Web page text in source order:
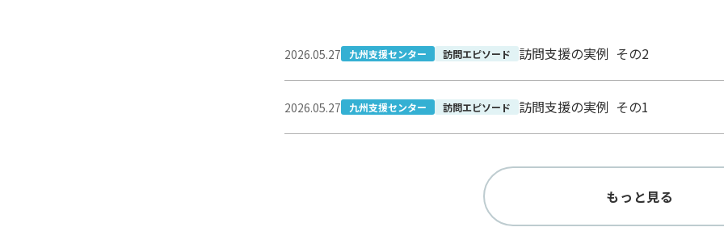
2026.05.27 九州支援センター 訪問エピソード 訪問支援の実例 その2
2026.05.27 九州支援センター 訪問エピソード 訪問支援の実例 その1
もっと見る